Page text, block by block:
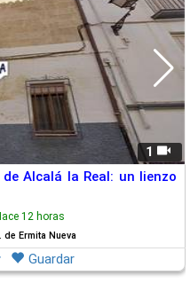
1
Alcalá la Real: un lienzo
12 horas
de Ermita Nueva
Guardar